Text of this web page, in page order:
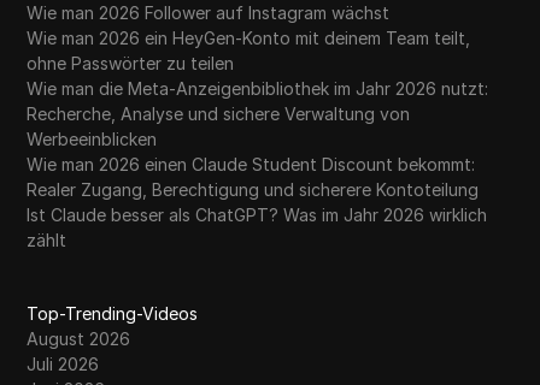
Wie man 2026 Follower auf Instagram wächst
Wie man 2026 ein HeyGen-Konto mit deinem Team teilt,
ohne Passwörter zu teilen
Wie man die Meta-Anzeigenbibliothek im Jahr 2026 nutzt:
Recherche, Analyse und sichere Verwaltung von
Werbeeinblicken
Wie man 2026 einen Claude Student Discount bekommt:
Realer Zugang, Berechtigung und sicherere Kontoteilung
Ist Claude besser als ChatGPT? Was im Jahr 2026 wirklich
zählt
Top-Trending-Videos
August 2026
Juli 2026